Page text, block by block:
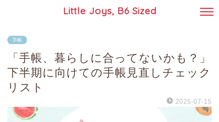
Little Joys, B6 Sized
手帳
「手帳、暮らしに合ってないかも？」
下半期に向けての手帳見直しチェック
リスト
2025-07-15